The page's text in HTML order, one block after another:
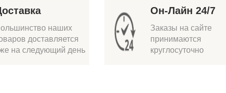
наших
доставляется
на следующий день
Он-Лайн 24/7
Заказы на сайте
принимаются
круглосуточно